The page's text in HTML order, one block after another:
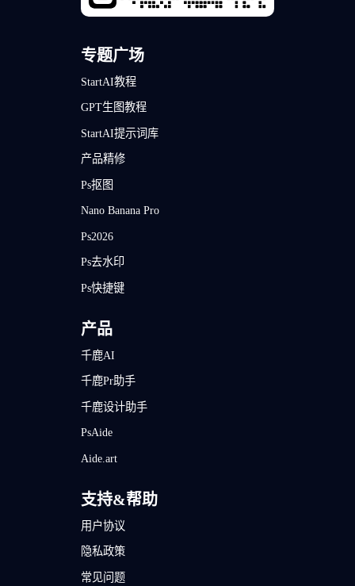
专题广场
StartAI教程
GPT生图教程
StartAI提示词库
产品精修
Ps抠图
Nano Banana Pro
Ps2026
Ps去水印
Ps快捷键
产品
千鹿AI
千鹿Pr助手
千鹿设计助手
PsAide
Aide.art
支持&帮助
用户协议
隐私政策
常见问题